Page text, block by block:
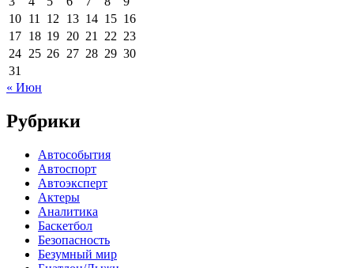
10 11 12 13 14 15 16
17 18 19 20 21 22 23
24 25 26 27 28 29 30
31
« Июн
Рубрики
Автособытия
Автоспорт
Автоэксперт
Актеры
Аналитика
Баскетбол
Безопасность
Безумный мир